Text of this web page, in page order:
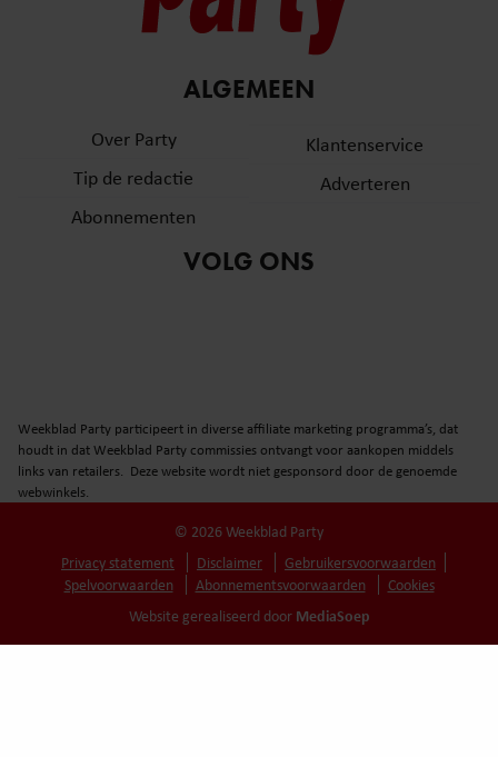
ALGEMEEN
Over Party
Tip de redactie
Abonnementen
Klantenservice
Adverteren
VOLG ONS
Weekblad Party participeert in diverse affiliate marketing programma’s, dat
houdt in dat Weekblad Party commissies ontvangt voor aankopen middels
links van retailers. Deze website wordt niet gesponsord door de genoemde
webwinkels.
© 2026 Weekblad Party
Privacy statement
Disclaimer
Gebruikersvoorwaarden
Spelvoorwaarden
Abonnementsvoorwaarden
Cookies
Website gerealiseerd door MediaSoep